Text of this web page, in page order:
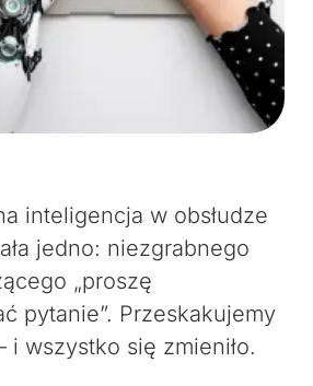
inteligencja w obsłudze
jedno: niezgrabnego
„proszę
pytanie”. Przeskakujemy
i wszystko się zmieniło.